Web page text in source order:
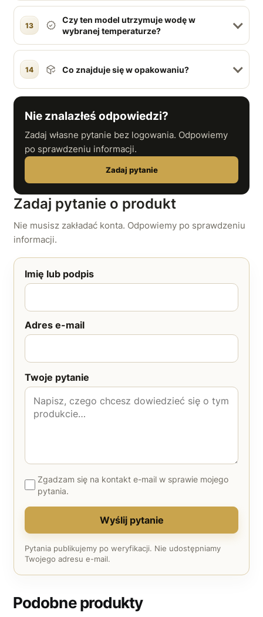
13
Czy ten model utrzymuje wodę w
wybranej temperaturze?
14 Co znajduje się w opakowaniu?
Nie znalazłeś odpowiedzi?
Zadaj własne pytanie bez logowania. Odpowiemy
po sprawdzeniu informacji.
Zadaj pytanie
Zadaj pytanie o produkt
Nie musisz zakładać konta. Odpowiemy po sprawdzeniu
informacji.
Imię lub podpis
Adres e-mail
Twoje pytanie
Zgadzam się na kontakt e-mail w sprawie mojego
pytania.
Wyślij pytanie
Pytania publikujemy po weryfikacji. Nie udostępniamy
Twojego adresu e-mail.
Podobne produkty